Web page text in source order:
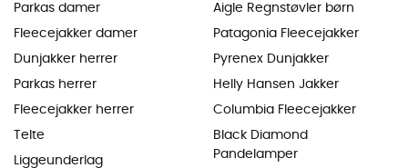
Parkas damer
Fleecejakker damer
Dunjakker herrer
Parkas herrer
Fleecejakker herrer
Telte
Liggeunderlag
Aigle Regnstøvler børn
Patagonia Fleecejakker
Pyrenex Dunjakker
Helly Hansen Jakker
Columbia Fleecejakker
Black Diamond
Pandelamper